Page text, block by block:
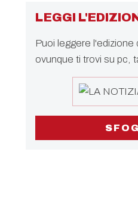
LEGGI
Puoi leggere l'edizione
ovunque ti trovi su pc,